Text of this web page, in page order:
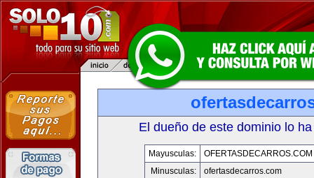
El dueño de este dominio lo
Mayusculas:
OFERTASDECARROS.COM
Minusculas:
ofertasdecarros.com